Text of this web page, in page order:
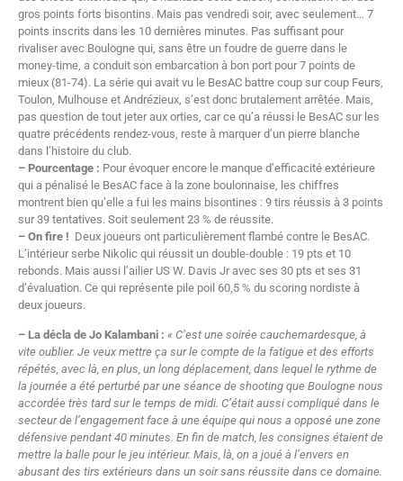
gros points forts bisontins. Mais pas vendredi soir, avec seulement… 7
points inscrits dans les 10 dernières minutes. Pas suffisant pour
rivaliser avec Boulogne qui, sans être un foudre de guerre dans le
money-time, a conduit son embarcation à bon port pour 7 points de
mieux (81-74). La série qui avait vu le BesAC battre coup sur coup Feurs,
Toulon, Mulhouse et Andrézieux, s’est donc brutalement arrêtée. Mais,
pas question de tout jeter aux orties, car ce qu’a réussi le BesAC sur les
quatre précédents rendez-vous, reste à marquer d’un pierre blanche
dans l’histoire du club.
– Pourcentage : Pour évoquer encore le manque d’efficacité extérieure
qui a pénalisé le BesAC face à la zone boulonnaise, les chiffres
montrent bien qu’elle a fui les mains bisontines : 9 tirs réussis à 3 points
sur 39 tentatives. Soit seulement 23 % de réussite.
– On fire ! Deux joueurs ont particulièrement flambé contre le BesAC.
L’intérieur serbe Nikolic qui réussit un double-double : 19 pts et 10
rebonds. Mais aussi l’ailier US W. Davis Jr avec ses 30 pts et ses 31
d’évaluation. Ce qui représente pile poil 60,5 % du scoring nordiste à
deux joueurs.
– La décla de Jo Kalambani : « C’est une soirée cauchemardesque, à
vite oublier. Je veux mettre ça sur le compte de la fatigue et des efforts
répétés, avec là, en plus, un long déplacement, dans lequel le rythme de
la journée a été perturbé par une séance de shooting que Boulogne nous
accordée très tard sur le temps de midi. C’était aussi compliqué dans le
secteur de l’engagement face à une équipe qui nous a opposé une zone
défensive pendant 40 minutes. En fin de match, les consignes étaient de
mettre la balle pour le jeu intérieur. Mais, là, on a joué à l’envers en
abusant des tirs extérieurs dans un soir sans réussite dans ce domaine.